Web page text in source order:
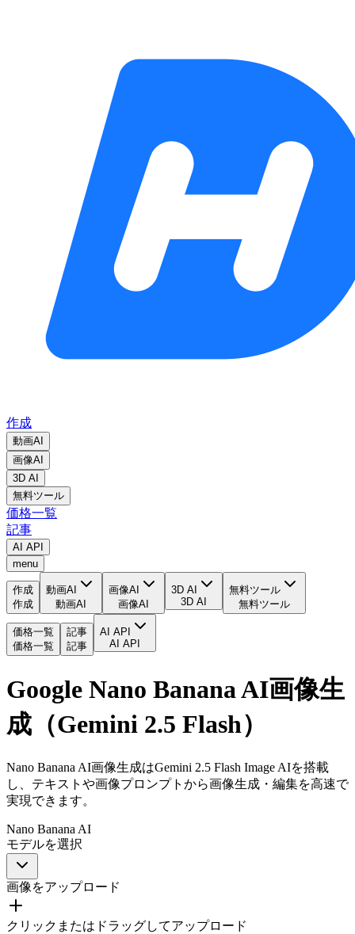
作成
動画AI
画像AI
3D AI
無料ツール
価格一覧
記事
AI API
menu
作成
作成
動画AI
動画AI
画像AI
画像AI
3D AI
3D AI
無料ツール
無料ツール
価格一覧
価格一覧
記事
記事
AI API
AI API
Google Nano Banana AI画像生
成（Gemini 2.5 Flash）
Nano Banana AI画像生成はGemini 2.5 Flash Image AIを搭載
し、テキストや画像プロンプトから画像生成・編集を高速で
実現できます。
Nano Banana AI
モデルを選択
画像をアップロード
クリックまたはドラッグしてアップロード